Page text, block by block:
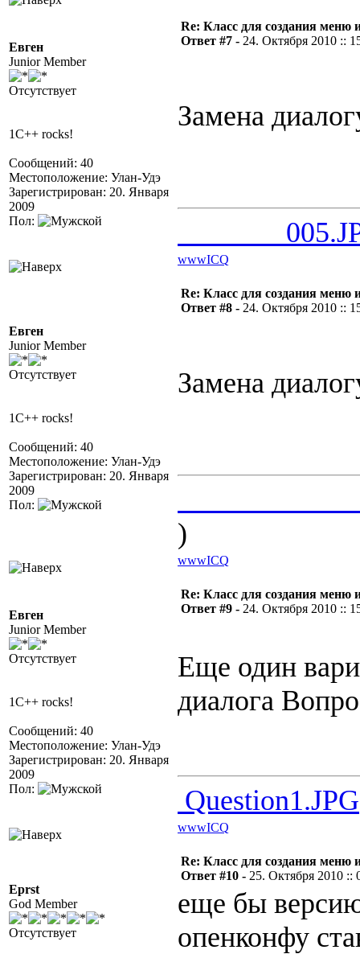
Евген
Junior Member
Отсутствует
1C++ rocks!
Сообщений: 40
Местоположение: Улан-Удэ
Зарегистрирован: 20. Января
2009
Пол:
Re: Класс для создания меню
Ответ #7 - 24. Октября 2010 ::
Замена
wwwICQ
Евген
Junior Member
Отсутствует
1C++ rocks!
Сообщений: 40
Местоположение: Улан-Удэ
Зарегистрирован: 20. Января
2009
Пол:
Re: Класс для создания меню
Ответ #8 - 24. Октября 2010 ::
Замена
)
wwwICQ
Евген
Junior Member
Отсутствует
1C++ rocks!
Сообщений: 40
Местоположение: Улан-Удэ
Зарегистрирован: 20. Января
2009
Пол:
Re: Класс для создания меню
Ответ #9 - 24. Октября 2010 ::
Еще один
диалога
Question1.JPG
wwwICQ
Eprst
God Member
Отсутствует
Re: Класс для создания меню
Ответ #10 - 25. Октября 2010 ::
еще бы
опенконфу